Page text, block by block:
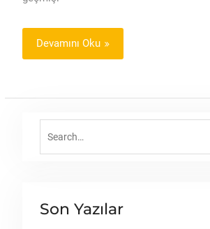
Devamını Oku
for:
Son Yazılar